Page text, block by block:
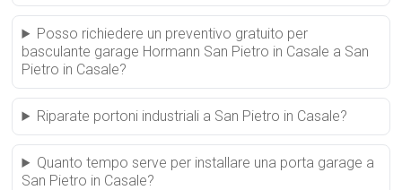
Posso richiedere un preventivo gratuito per
basculante garage Hormann San Pietro in Casale a San
Pietro in Casale?
Riparate portoni industriali a San Pietro in Casale?
Quanto tempo serve per installare una porta garage a
San Pietro in Casale?